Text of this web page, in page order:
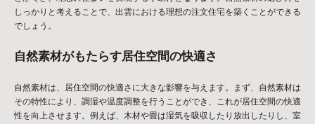
しっかりと考えることで、出雲における理想の注文住宅を築くことができる
でしょう。
自然素材がもたらす居住空間の快適さ
自然素材は、居住空間の快適さに大きな影響を与えます。まず、自然素材は
その特性により、調湿や温度調整を行うことができ、これが居住空間の快適
性を向上させます。例えば、木材や畳は湿気を吸収したり放出したりし、室